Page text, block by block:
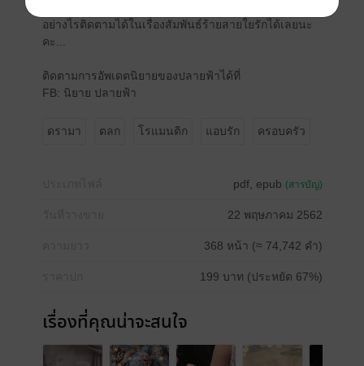
อย่างไรติดตามได้ในเรื่องสัมพันธ์ร้ายสายใยรักได้เลยนะ
คะ...
ติดตามการอัพเดตนิยายของปลายฟ้าได้ที่
FB: นิยาย ปลายฟ้า
ดรามา ตลก โรแมนติก แอบรัก ครอบครัว
pdf, epub (สารบัญ)
22 พฤษภาคม 2562
368 หน้า (≈ 74,742 คำ)
199 บาท (ประหยัด 67%)
เรื่องที่คุณน่าจะสนใจ